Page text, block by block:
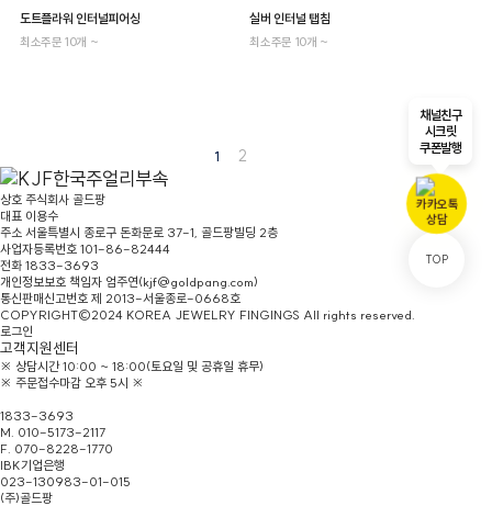
도트플라워 인터널피어싱
최소주문 10개 ~
실버 인터널 탭침
최소주문 10개 ~
1 2
상호 주식회사 골드팡
대표 이용수
주소 서울특별시 종로구 돈화문로 37-1, 골드팡빌딩 2층
사업자등록번호 101-86-82444
전화 1833-3693
개인정보보호 책임자 엄주연(kjf@goldpang.com)
통신판매신고번호 제 2013-서울종로-0668호
COPYRIGHT©2024 KOREA JEWELRY FINGINGS All rights reserved.
로그인
고객지원센터
※ 상담시간 10:00 ~ 18:00(토요일 및 공휴일 휴무)
※ 주문접수마감 오후 5시 ※
1833-3693
M. 010-5173-2117
F. 070-8228-1770
IBK기업은행
023-130983-01-015
(주)골드팡
채널친구
시크릿
쿠폰발행
TOP